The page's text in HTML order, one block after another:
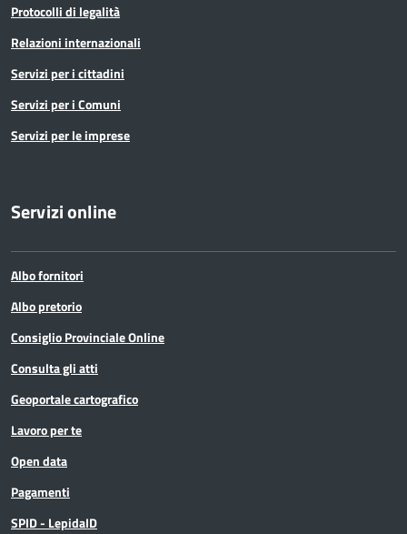
Protocolli di legalità
Relazioni internazionali
Servizi per i cittadini
Servizi per i Comuni
Servizi per le imprese
Servizi online
Albo fornitori
Albo pretorio
Consiglio Provinciale Online
Consulta gli atti
Geoportale cartografico
Lavoro per te
Open data
Pagamenti
SPID - LepidaID